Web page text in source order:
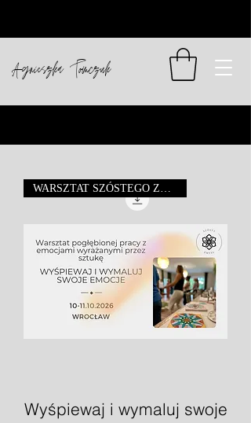
Agnieszka Tomczuk
WARSZTAT SZÓSTEGO ZMYSŁU
Wyśpiewaj i wymaluj swoje